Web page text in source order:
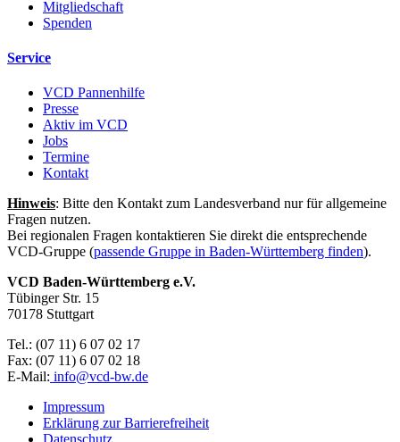
Mitgliedschaft
Spenden
Service
VCD Pannenhilfe
Presse
Aktiv im VCD
Jobs
Termine
Kontakt
Hinweis: Bitte den Kontakt zum Landesverband nur für allgemeine
Fragen nutzen.
Bei regionalen Fragen kontaktieren Sie direkt die entsprechende
VCD-Gruppe (passende Gruppe in Baden-Württemberg finden).
VCD Baden-Württemberg e.V.
Tübinger Str. 15
70178 Stuttgart
Tel.: (07 11) 6 07 02 17
Fax: (07 11) 6 07 02 18
E-Mail: info@vcd-bw.de
Impressum
Erklärung zur Barrierefreiheit